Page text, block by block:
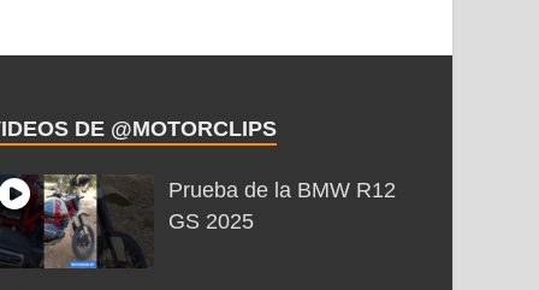
DE @MOTORCLIPS
Prueba de la BMW R12
GS 2025